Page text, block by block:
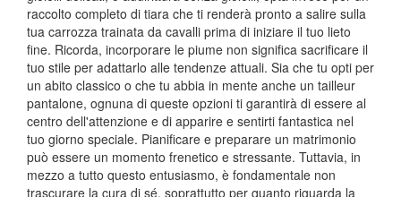
raccolto completo di tiara che ti renderà pronto a salire sulla
tua carrozza trainata da cavalli prima di iniziare il tuo lieto
fine. Ricorda, incorporare le piume non significa sacrificare il
tuo stile per adattarlo alle tendenze attuali. Sia che tu opti per
un abito classico o che tu abbia in mente anche un tailleur
pantalone, ognuna di queste opzioni ti garantirà di essere al
centro dell'attenzione e di apparire e sentirti fantastica nel
tuo giorno speciale. Pianificare e preparare un matrimonio
può essere un momento frenetico e stressante. Tuttavia, in
mezzo a tutto questo entusiasmo, è fondamentale non
trascurare la cura di sé, soprattutto per quanto riguarda la